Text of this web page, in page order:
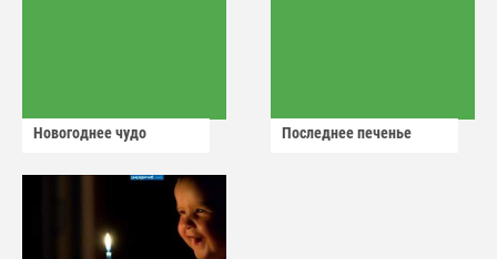
Новогоднее чудо Последнее печенье